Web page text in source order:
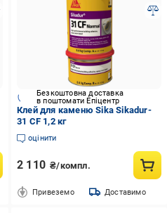
Безкоштовна доставка
в поштомати Епіцентр
Клей для каменю Sika Sikadur-
31 CF 1,2 кг
оцінити
2 110 ₴/компл.
Привеземо Доставимо